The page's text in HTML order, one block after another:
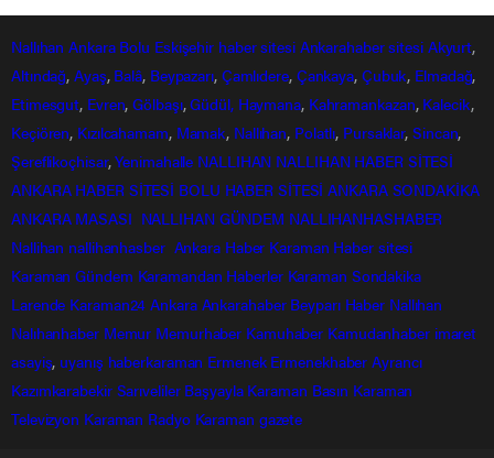
serpilen kaynar su dondu